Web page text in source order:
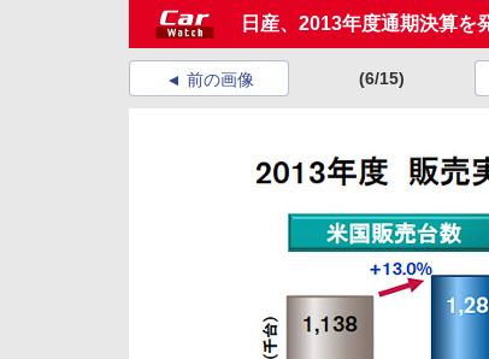
日産、2013年度通期決算を
前の画像 (6/15)